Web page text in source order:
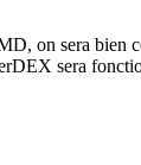
on sera bien
sera